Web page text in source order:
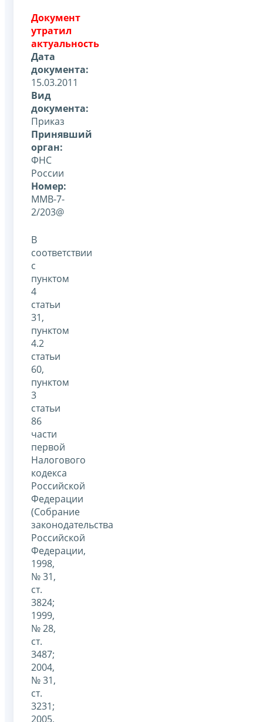
Документ
утратил
актуальность
Дата
документа:
15.03.2011
Вид
документа:
Приказ
Принявший
орган:
ФНС
России
Номер:
ММВ-7-
2/203@
В
соответствии
с
пунктом
4
статьи
31,
пунктом
4.2
статьи
60,
пунктом
3
статьи
86
части
первой
Налогового
кодекса
Российской
Федерации
(Собрание
законодательства
Российской
Федерации,
1998,
№ 31,
ст.
3824;
1999,
№ 28,
ст.
3487;
2004,
№ 31,
ст.
3231;
2005,